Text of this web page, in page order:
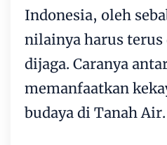
Indonesia, oleh
nilainya harus terus
dijaga. Caranya
memanfaatkan
budaya di Tanah Air.